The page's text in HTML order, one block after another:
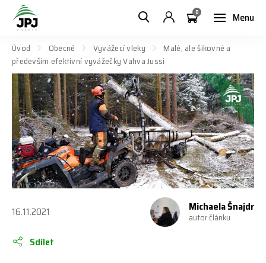
Menu
0
Úvod Obecné Vyvážecí vleky
Malé, ale šikovné a
především efektivní vyvážečky Vahva Jussi
16.11.2021
Sdílet
Michaela Šnajdr
autor článku